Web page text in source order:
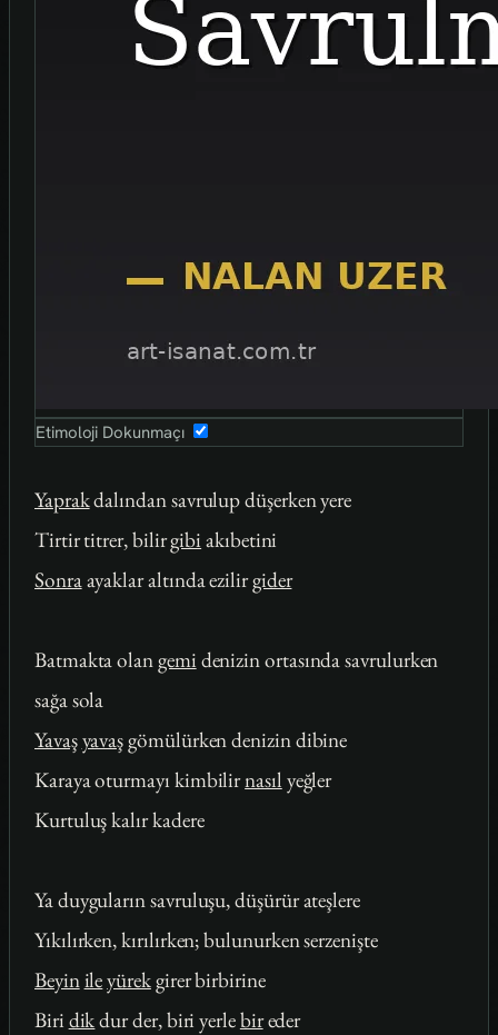
Etimoloji Dokunmaçı
Yaprakdalından savrulup düşerken yere
Tirtir titrer, bilirgibi akıbetini
Sonraayaklar altında ezilirgider
Batmakta olangemi denizin ortasında savrulurken
sağa sola
Yavaşyavaşgömülürken denizin dibine
Karaya oturmayı kimbilirnasıl yeğler
Kurtuluş kalır kadere
Ya duyguların savruluşu, düşürür ateşlere
Yıkılırken, kırılırken; bulunurken serzenişte
Beyinileyürekgirer birbirine
Biri dikdur der, biri yerlebireder